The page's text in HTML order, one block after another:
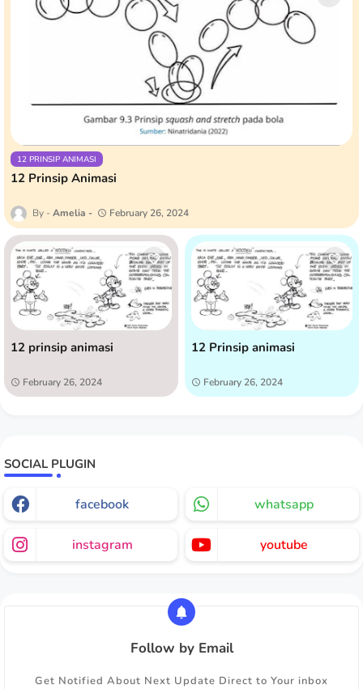
12 PRINSIP ANIMASI
12 Prinsip Animasi
Amelia February 26, 2024
12 prinsip animasi
February 26, 2024
12 Prinsip animasi
February 26, 2024
SOCIAL PLUGIN
facebook whatsapp
instagram youtube
Follow by Email
Get Notified About Next Update Direct to Your inbox